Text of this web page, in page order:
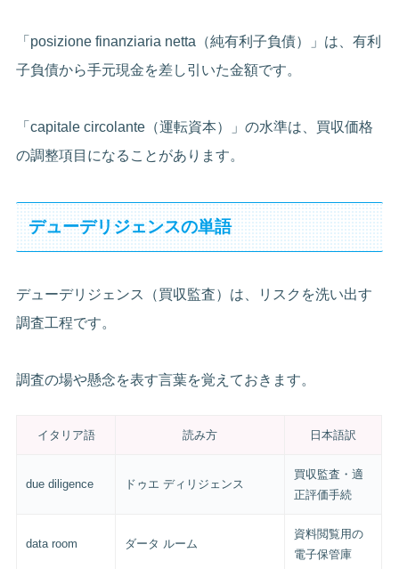
「posizione finanziaria netta（純有利子負債）」は、有利
子負債から手元現金を差し引いた金額です。
「capitale circolante（運転資本）」の水準は、買収価格
の調整項目になることがあります。
デューデリジェンスの単語
デューデリジェンス（買収監査）は、リスクを洗い出す
調査工程です。
調査の場や懸念を表す言葉を覚えておきます。
イタリア語 読み方 日本語訳
due diligence ドゥエ ディリジェンス
買収監査・適
正評価手続
data room ダータ ルーム
資料閲覧用の
電子保管庫